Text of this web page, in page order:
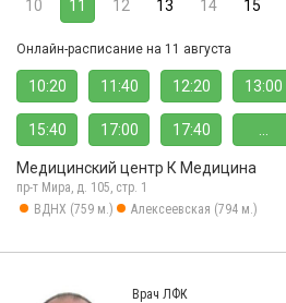
10 11 12 13 14 15
Онлайн-расписание на 11 августа
10:20 11:40 12:20 13:00
15:40 17:00 17:40
Медицинский центр К Медицина
пр-т Мира, д. 105, стр. 1
ВДНХ (759 м.)
Алексеевская (794 м.)
Врач ЛФК